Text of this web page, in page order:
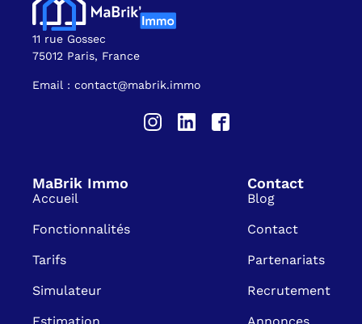
11 rue Gossec
75012 Paris, France
Email : contact@mabrik.immo
MaBrik Immo
Accueil
Fonctionnalités
Tarifs
Simulateur
Contact
Blog
Contact
Partenariats
Recrutement